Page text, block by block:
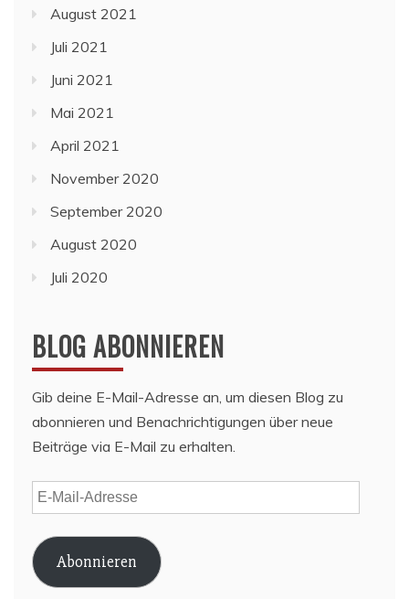
August 2021
Juli 2021
Juni 2021
Mai 2021
April 2021
November 2020
September 2020
August 2020
Juli 2020
BLOG ABONNIEREN
Gib deine E-Mail-Adresse an, um diesen Blog zu
abonnieren und Benachrichtigungen über neue
Beiträge via E-Mail zu erhalten.
E-
Mail-
Adresse
Abonnieren